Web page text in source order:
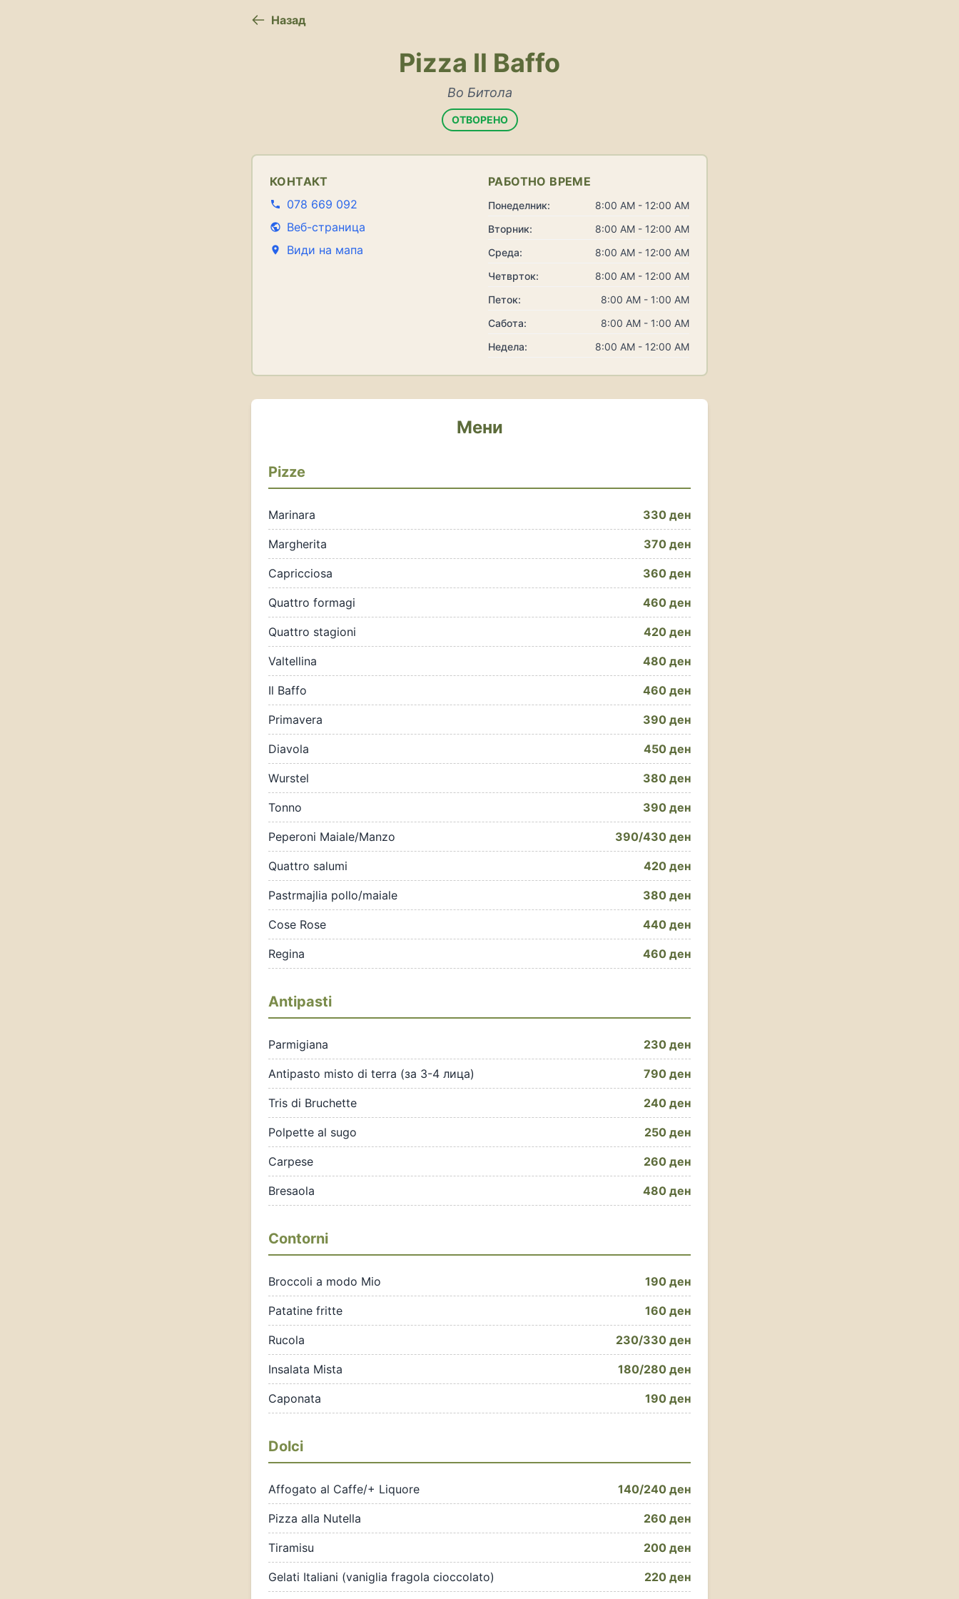
Назад
Pizza Il Baffo
Во Битола
ОТВОРЕНО
КОНТАКТ
078 669 092
Веб-страница
Види на мапа
РАБОТНО ВРЕМЕ
Понеделник:
8:00 AM - 12:00 AM
Вторник:
8:00 AM - 12:00 AM
Среда:
8:00 AM - 12:00 AM
Четврток:
8:00 AM - 12:00 AM
Петок:
8:00 AM - 1:00 AM
Сабота:
8:00 AM - 1:00 AM
Недела:
8:00 AM - 12:00 AM
Мени
Pizze
Marinara 330 ден
Margherita 370 ден
Capricciosa 360 ден
Quattro formagi 460 ден
Quattro stagioni 420 ден
Valtellina 480 ден
Il Baffo 460 ден
Primavera 390 ден
Diavola 450 ден
Wurstel 380 ден
Tonno 390 ден
Peperoni Maiale/Manzo 390/430 ден
Quattro salumi 420 ден
Pastrmajlia pollo/maiale 380 ден
Cose Rose 440 ден
Regina 460 ден
Antipasti
Parmigiana 230 ден
Antipasto misto di terra (за 3-4 лица) 790 ден
Tris di Bruchette 240 ден
Polpette al sugo 250 ден
Carpese 260 ден
Bresaola 480 ден
Contorni
Broccoli a modo Mio 190 ден
Patatine fritte 160 ден
Rucola 230/330 ден
Insalata Mista 180/280 ден
Caponata 190 ден
Dolci
Affogato al Caffe/+ Liquore 140/240 ден
Pizza alla Nutella 260 ден
Tiramisu 200 ден
Gelati Italiani (vaniglia fragola cioccolato) 220 ден